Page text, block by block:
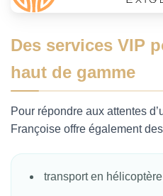
Des services VIP
haut de gamme
Pour répondre aux attentes
Françoise offre également des
transport en